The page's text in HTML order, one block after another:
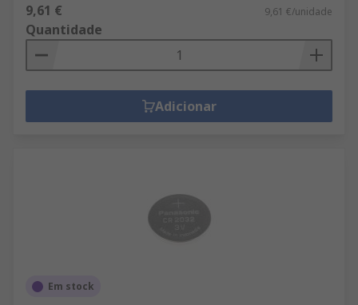
9,61 € 9,61 €/unidade
Quantidade
Adicionar
Em stock